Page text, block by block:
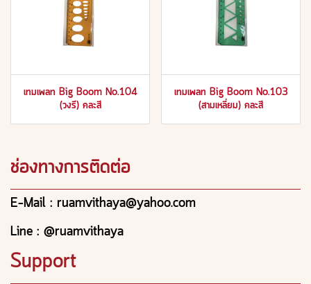
เทมเพลท Big Boom No.104
(วงรี) คละสี
เทมเพลท Big Boom No.103
(สามเหลี่ยม) คละสี
ช่องทางการติดต่อ
E-Mail : ruamvithaya@yahoo.com
Line : @ruamvithaya
Support